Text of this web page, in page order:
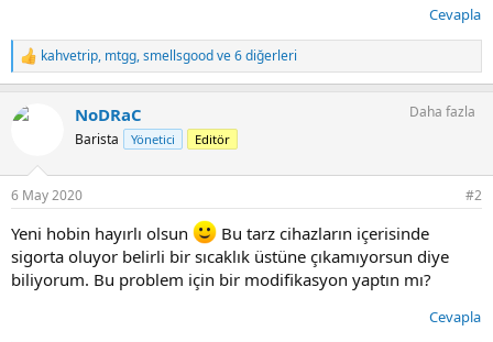
Cevapla
T
e
k
kahvetrip, mtgg,smellsgoodve 6 diğerleri
NoDRaC
Barista Yönetici Editör
Daha fazla
6 May 2020 #2
Yeni hobin hayırlı olsun
Bu tarz cihazların içerisinde
sigorta oluyor belirli bir sıcaklık üstüne çıkamıyorsun diye
biliyorum. Bu problem için bir modifikasyon yaptın mı?
Cevapla